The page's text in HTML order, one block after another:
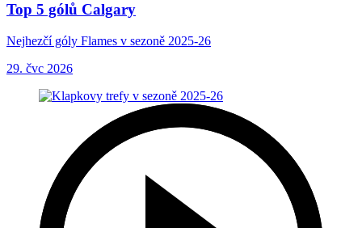
Top 5 gólů Calgary
Nejhezčí góly Flames v sezoně 2025-26
29. čvc 2026